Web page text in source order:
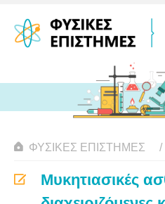
ΦΥΣΙΚΈΣ ΕΠΙΣΤΉΜΕΣ
Μυκητιασικές